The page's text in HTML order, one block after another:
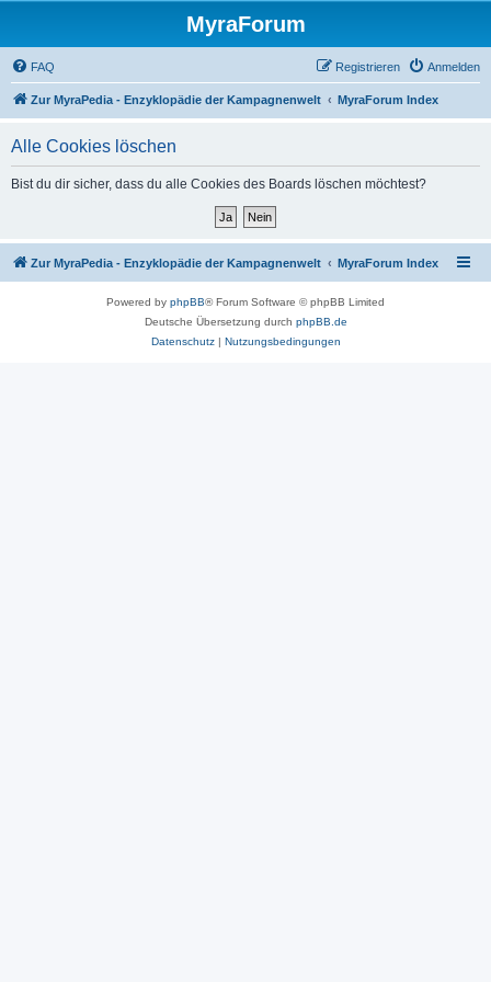
MyraForum
FAQ Anmelden
Registrieren
Zur MyraPedia - Enzyklopädie der Kampagnenwelt MyraForum Index
Alle Cookies löschen
Bist du dir sicher, dass du alle Cookies des Boards löschen möchtest?
Zur MyraPedia - Enzyklopädie der Kampagnenwelt MyraForum Index
Powered by phpBB® Forum Software © phpBB Limited
Deutsche Übersetzung durch phpBB.de
Datenschutz| Nutzungsbedingungen